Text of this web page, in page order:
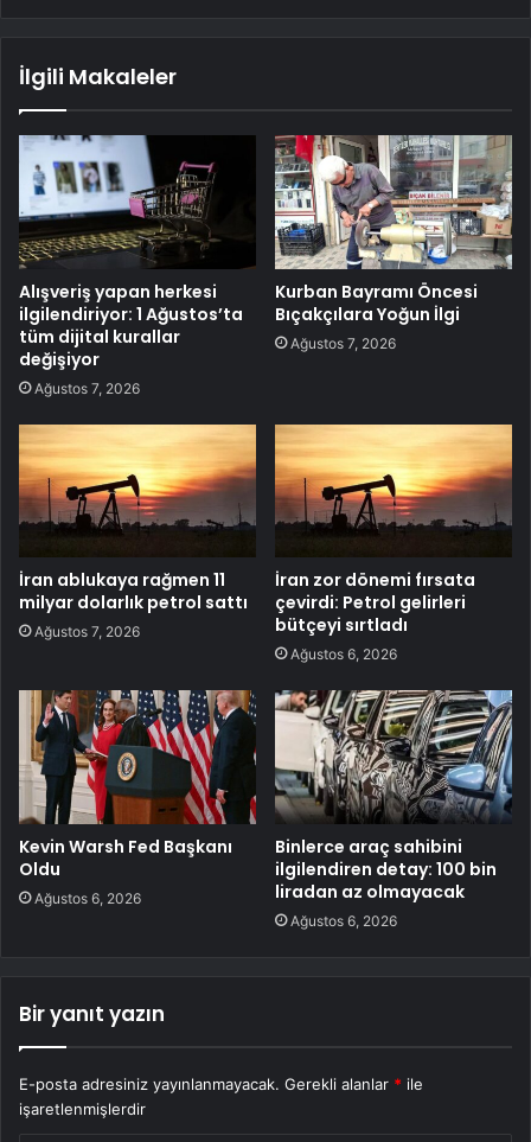
İlgili Makaleler
Alışveriş yapan herkesi
ilgilendiriyor: 1 Ağustos’ta
tüm dijital kurallar
değişiyor
Ağustos 7, 2026
Kurban Bayramı Öncesi
Bıçakçılara Yoğun İlgi
Ağustos 7, 2026
İran ablukaya rağmen 11
milyar dolarlık petrol sattı
Ağustos 7, 2026
İran zor dönemi fırsata
çevirdi: Petrol gelirleri
bütçeyi sırtladı
Ağustos 6, 2026
Kevin Warsh Fed Başkanı
Oldu
Ağustos 6, 2026
Binlerce araç sahibini
ilgilendiren detay: 100 bin
liradan az olmayacak
Ağustos 6, 2026
Bir yanıt yazın
E-posta adresiniz yayınlanmayacak. Gerekli alanlar * ile
işaretlenmişlerdir